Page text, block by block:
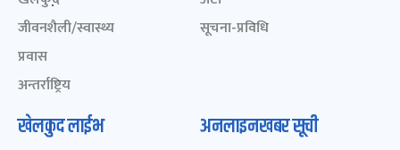
जीवनशैली/स्वास्थ्य
प्रवास
अन्तर्राष्ट्रिय
सूचना-प्रविधि
खेलकुद लाईभ अनलाइनखबर सूची